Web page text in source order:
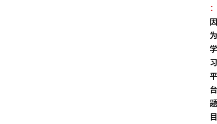
：
因
为
学
习
平
台
题
目